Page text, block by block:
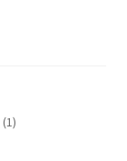
(1)